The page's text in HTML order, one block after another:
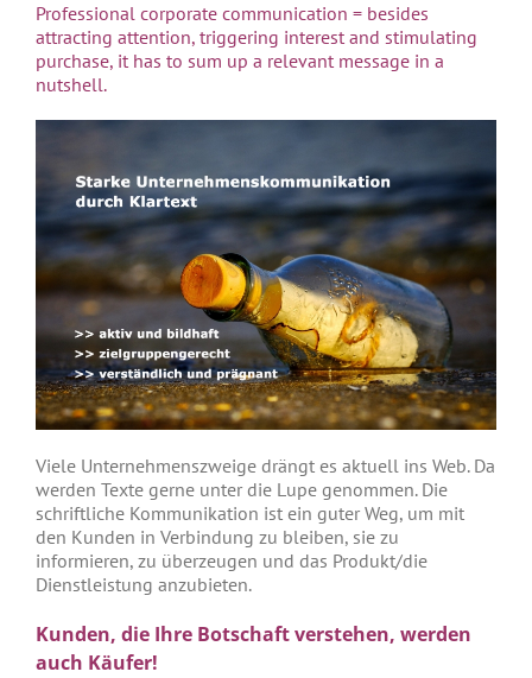
Professional corporate communication = besides
attracting attention, triggering interest and stimulating
purchase, it has to sum up a relevant message in a
nutshell.
Viele Unternehmenszweige drängt es aktuell ins Web. Da
werden Texte gerne unter die Lupe genommen. Die
schriftliche Kommunikation ist ein guter Weg, um mit
den Kunden in Verbindung zu bleiben, sie zu
informieren, zu überzeugen und das Produkt/die
Dienstleistung anzubieten.
Kunden, die Ihre Botschaft verstehen, werden
auch Käufer!